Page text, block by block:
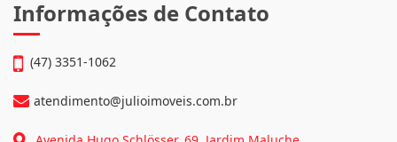
Continue lendo...
Informações de Contato